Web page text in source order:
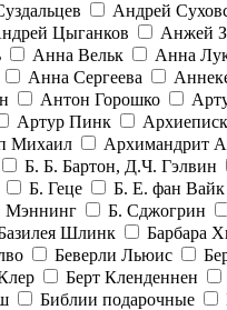
Андрей
Цыганков
Анжей
Анна Вельк Анна
Анна Сергеева
Антон Горошко
Артур Пинк
Михаил
Архимандрит
Б. Б. Бартон, Д.Ч. Гэлвин
Б. Геце Б. Е. фан Вайк
Мэннинг Б. Сджогрин
Шлинк Барбара
Беверли Льюис
Берт Кленденнен
Библии подарочные